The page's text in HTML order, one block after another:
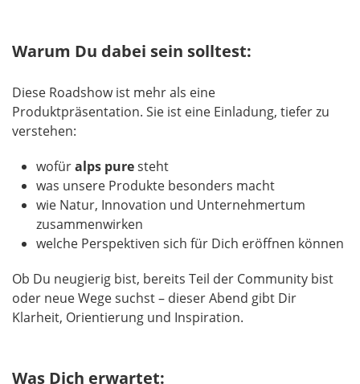
Warum Du dabei sein solltest:
Diese Roadshow ist mehr als eine
Produktpräsentation. Sie ist eine Einladung, tiefer zu
verstehen:
wofüralps puresteht
was unsere Produkte besonders macht
wie Natur, Innovation und Unternehmertum
zusammenwirken
welche Perspektiven sich für Dich eröffnen können
Ob Du neugierig bist, bereits Teil der Community bist
oder neue Wege suchst – dieser Abend gibt Dir
Klarheit, Orientierung und Inspiration.
Was Dich erwartet: